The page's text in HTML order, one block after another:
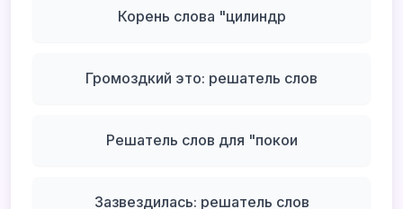
Корень слова "цилиндр
Громоздкий это: решатель слов
Решатель слов для "покои
Зазвездилась: решатель слов